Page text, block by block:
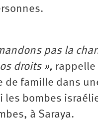
pas la
droits », rappelle
de famille dans
les bombes
à Saraya.